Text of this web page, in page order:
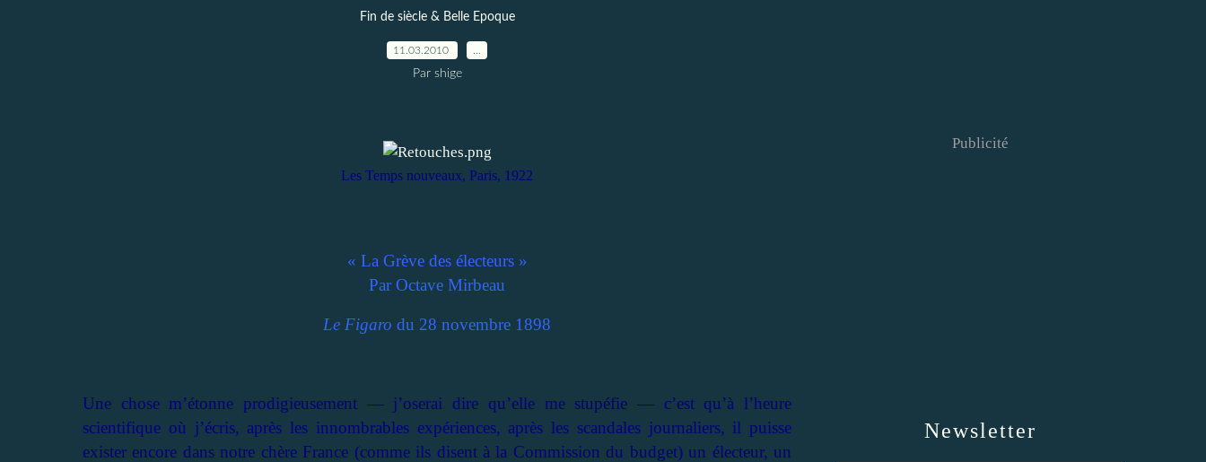
Fin de siècle & Belle Epoque
11.03.2010
Par shige
Les Temps nouveaux, Paris, 1922
« La Grève des électeurs »
Par Octave Mirbeau
Le Figaro du 28 novembre 1898
Une chose m’étonne prodigieusement — j’oserai dire qu’elle me stupéfie — c’est qu’à l’heure
scientifique où j’écris, après les innombrables expériences, après les scandales journaliers, il puisse
exister encore dans notre chère France (comme ils disent à la Commission du budget) un électeur, un
Newsletter
Publicité